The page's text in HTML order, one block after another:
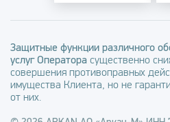
Защитные функции различного
услуг Оператора существенно
совершения противоправных
имущества Клиента, но не
от них.